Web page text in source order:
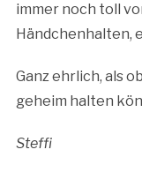
immer noch toll
Händchenhalten,
Ganz ehrlich, als
geheim halten
Steffi